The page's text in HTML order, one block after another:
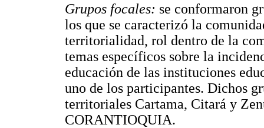
Grupos focales: se conformaron
los que se caracterizó la
territorialidad, rol dentro de la
temas específicos sobre la
educación de las instituciones
uno de los participantes. Dichos
territoriales Cartama, Citará y
CORANTIOQUIA.